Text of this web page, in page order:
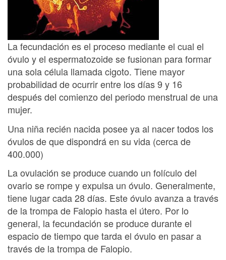
La fecundación es el proceso mediante el cual el
óvulo y el espermatozoide se fusionan para formar
una sola célula llamada cigoto. Tiene mayor
probabilidad de ocurrir entre los días 9 y 16
después del comienzo del periodo menstrual de una
mujer.
Una niña recién nacida posee ya al nacer todos los
óvulos de que dispondrá en su vida (cerca de
400.000)
La ovulación se produce cuando un folículo del
ovario se rompe y expulsa un óvulo. Generalmente,
tiene lugar cada 28 días. Este óvulo avanza a través
de la trompa de Falopio hasta el útero. Por lo
general, la fecundación se produce durante el
espacio de tiempo que tarda el óvulo en pasar a
través de la trompa de Falopio.